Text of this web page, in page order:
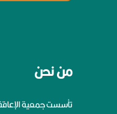
من نحن
تأسست جمعية الإعاقة